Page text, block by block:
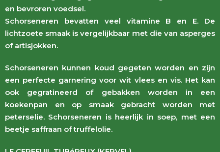
en bevroren voedsel.
Schorseneren bevatten veel vitamine B en E. De
lichtzoete smaak is vergelijkbaar met die van asperges
of artisjokken.
Schorseneren kunnen koud gegeten worden en zijn
een perfecte garnering voor wit vlees en vis. Het kan
ook gegratineerd of gebakken worden in een
koekenpan en op smaak gebracht worden met
peterselie. Schorseneren is heerlijk in soep, met een
beetje saffraan of truffelolie.